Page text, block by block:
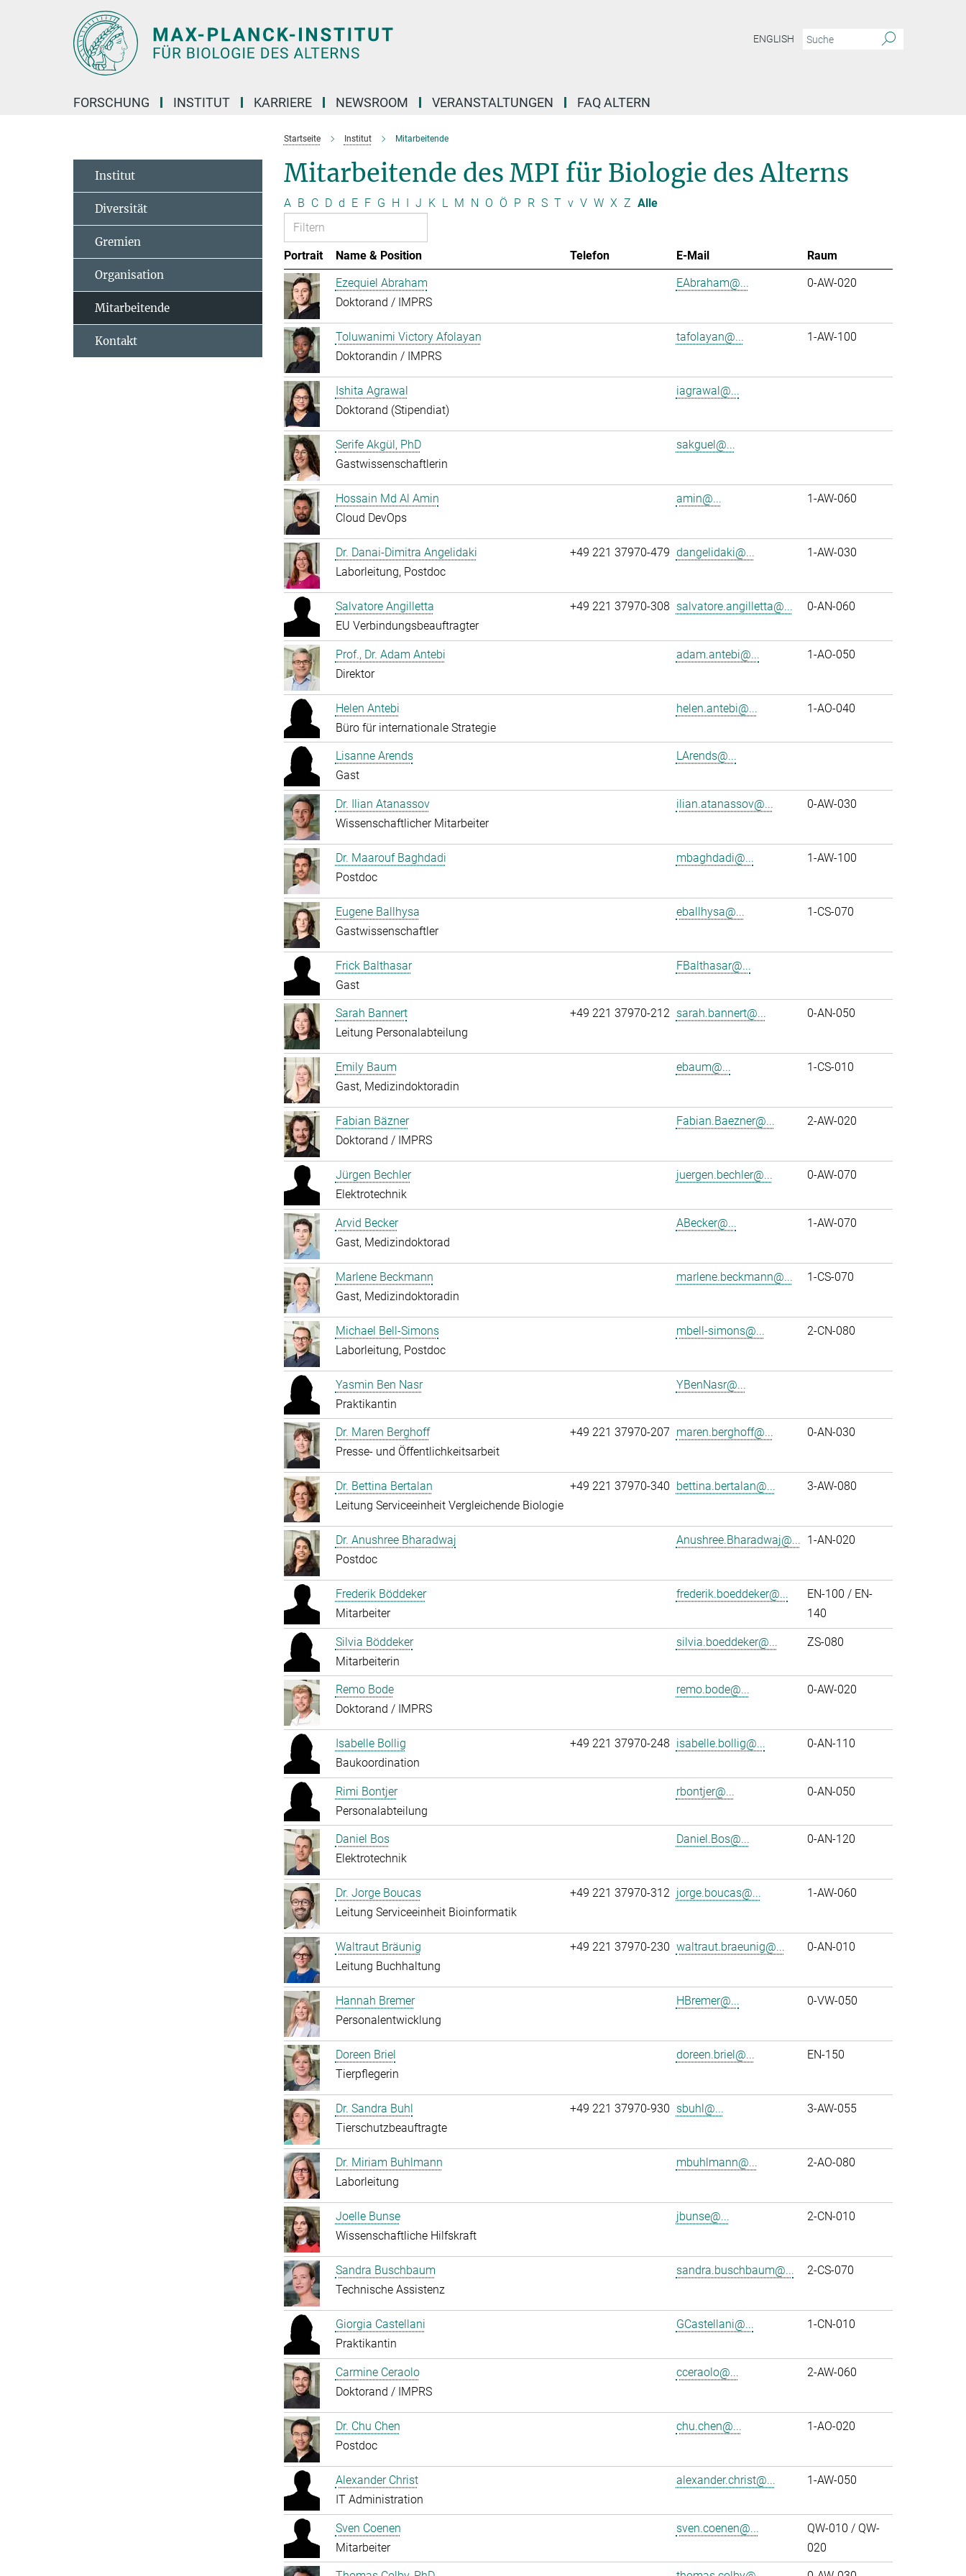
ENGLISH
FORSCHUNG INSTITUT KARRIERE NEWSROOM VERANSTALTUNGEN FAQ ALTERN
Startseite Institut Mitarbeitende
Mitarbeitende des MPI für Biologie des Alterns
A B C D d E F G H I J K L M N O Ö P R S T v V W X Z Alle
Portrait Name & Position Telefon E-Mail
Raum
Ezequiel Abraham
Doktorand / IMPRS
EAbraham@... 0-AW-020
Toluwanimi Victory Afolayan
Doktorandin / IMPRS
tafolayan@... 1-AW-100
Ishita Agrawal
Doktorand (Stipendiat)
iagrawal@...
Serife Akgül, PhD
Gastwissenschaftlerin
sakguel@...
Hossain Md Al Amin
Cloud DevOps
amin@... 1-AW-060
Dr. Danai-Dimitra Angelidaki
Laborleitung, Postdoc
+49 221 37970-479 dangelidaki@... 1-AW-030
Salvatore Angilletta
EU Verbindungsbeauftragter
+49 221 37970-308 salvatore.angilletta@... 0-AN-060
Prof., Dr. Adam Antebi
Direktor
adam.antebi@... 1-AO-050
Helen Antebi
Büro für internationale Strategie
helen.antebi@... 1-AO-040
Lisanne Arends
Gast
LArends@...
Dr. Ilian Atanassov
Wissenschaftlicher Mitarbeiter
ilian.atanassov@... 0-AW-030
Dr. Maarouf Baghdadi
Postdoc
mbaghdadi@... 1-AW-100
Eugene Ballhysa
Gastwissenschaftler
eballhysa@... 1-CS-070
Frick Balthasar
Gast
FBalthasar@...
Sarah Bannert
Leitung Personalabteilung
+49 221 37970-212 sarah.bannert@... 0-AN-050
Emily Baum
Gast, Medizindoktoradin
ebaum@... 1-CS-010
Fabian Bäzner
Doktorand / IMPRS
Fabian.Baezner@... 2-AW-020
Jürgen Bechler
Elektrotechnik
juergen.bechler@... 0-AW-070
Arvid Becker
Gast, Medizindoktorad
ABecker@... 1-AW-070
Marlene Beckmann
Gast, Medizindoktoradin
marlene.beckmann@... 1-CS-070
Michael Bell-Simons
Laborleitung, Postdoc
mbell-simons@... 2-CN-080
Yasmin Ben Nasr
Praktikantin
YBenNasr@...
Dr. Maren Berghoff
Presse- und Öffentlichkeitsarbeit
+49 221 37970-207 maren.berghoff@... 0-AN-030
Dr. Bettina Bertalan
Leitung Serviceeinheit Vergleichende Biologie
+49 221 37970-340 bettina.bertalan@... 3-AW-080
Dr. Anushree Bharadwaj
Postdoc
Anushree.Bharadwaj@... 1-AN-020
Frederik Böddeker
Mitarbeiter
frederik.boeddeker@...
EN-100 / EN-
140
Silvia Böddeker
Mitarbeiterin
silvia.boeddeker@... ZS-080
Remo Bode
Doktorand / IMPRS
remo.bode@... 0-AW-020
Isabelle Bollig
Baukoordination
+49 221 37970-248 isabelle.bollig@... 0-AN-110
Rimi Bontjer
Personalabteilung
rbontjer@... 0-AN-050
Daniel Bos
Elektrotechnik
Daniel.Bos@... 0-AN-120
Dr. Jorge Boucas
Leitung Serviceeinheit Bioinformatik
+49 221 37970-312 jorge.boucas@... 1-AW-060
Waltraut Bräunig
Leitung Buchhaltung
+49 221 37970-230 waltraut.braeunig@... 0-AN-010
Hannah Bremer
Personalentwicklung
HBremer@... 0-VW-050
Doreen Briel
Tierpflegerin
doreen.briel@... EN-150
Dr. Sandra Buhl
Tierschutzbeauftragte
+49 221 37970-930 sbuhl@... 3-AW-055
Dr. Miriam Buhlmann
Laborleitung
mbuhlmann@... 2-AO-080
Joelle Bunse
Wissenschaftliche Hilfskraft
jbunse@... 2-CN-010
Sandra Buschbaum
Technische Assistenz
sandra.buschbaum@... 2-CS-070
Giorgia Castellani
Praktikantin
GCastellani@... 1-CN-010
Carmine Ceraolo
Doktorand / IMPRS
cceraolo@... 2-AW-060
Dr. Chu Chen
Postdoc
chu.chen@... 1-AO-020
Alexander Christ
IT Administration
alexander.christ@... 1-AW-050
Sven Coenen
Mitarbeiter
sven.coenen@...
QW-010 / QW-
020
Institut
Diversität
Gremien
Organisation
Mitarbeitende
Kontakt